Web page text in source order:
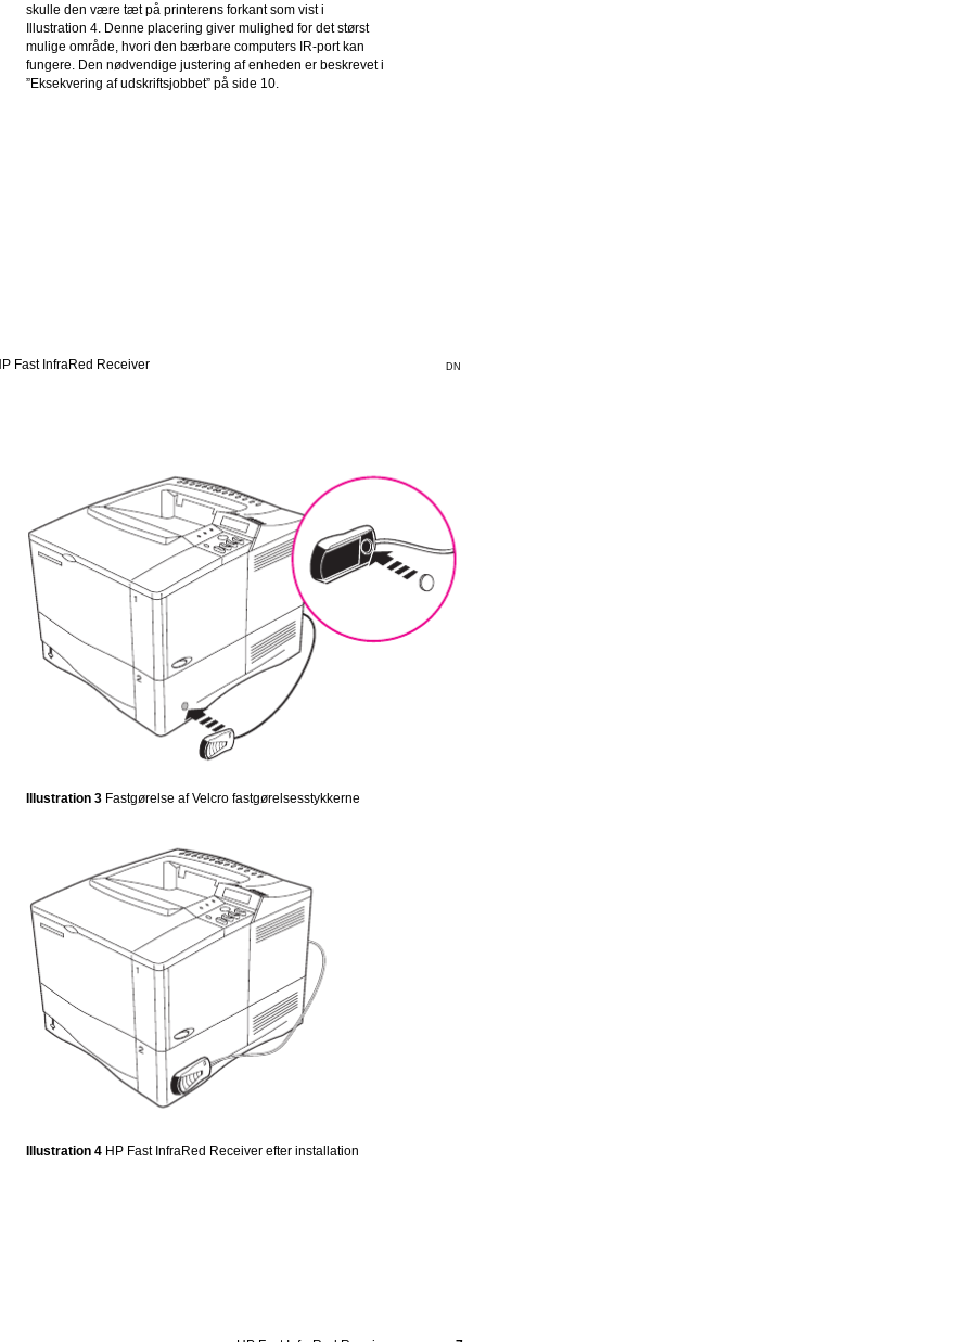
Fast InfraRed Receiver DN
skulle den være tæt på printerens forkant som vist i
Illustration 4. Denne placering giver mulighed for det størst
mulige område, hvori den bærbare computers IR-port kan
fungere. Den nødvendige justering af enheden er beskrevet i
”Eksekvering af udskriftsjobbet” på side 10.
Illustration 3 Fastgørelse af Velcro fastgørelsesstykkerne
Illustration 4 HP Fast InfraRed Receiver efter installation